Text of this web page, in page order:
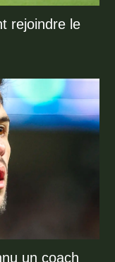
rejoindre le
un coach